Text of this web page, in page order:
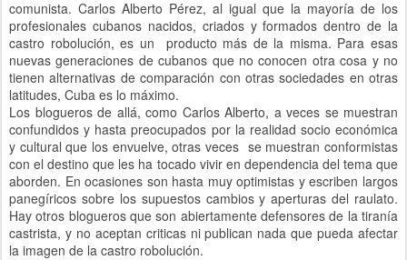
comunista. Carlos Alberto Pérez, al igual que la mayoría de los
profesionales cubanos nacidos, criados y formados dentro de la
castro robolución, es un producto más de la misma. Para esas
nuevas generaciones de cubanos que no conocen otra cosa y no
tienen alternativas de comparación con otras sociedades en otras
latitudes, Cuba es lo máximo.
Los blogueros de allá, como Carlos Alberto, a veces se muestran
confundidos y hasta preocupados por la realidad socio económica
y cultural que los envuelve, otras veces se muestran conformistas
con el destino que les ha tocado vivir en dependencia del tema que
aborden. En ocasiones son hasta muy optimistas y escriben largos
panegíricos sobre los supuestos cambios y aperturas del raulato.
Hay otros blogueros que son abiertamente defensores de la tiranía
castrista, y no aceptan criticas ni publican nada que pueda afectar
la imagen de la castro robolución.